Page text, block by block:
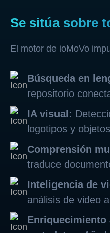
Se sitúa sobre
El motor de ioMoVo
Búsqueda en
repositorio
IA visual:
logotipos y
Comprensión
traduce
Inteligencia de
análisis de video
Enriquecimiento